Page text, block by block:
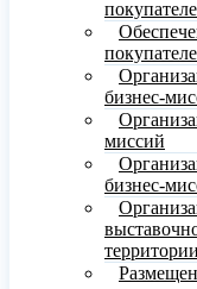
бизнес-
миссий
бизнес-